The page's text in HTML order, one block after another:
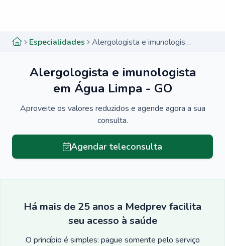
Especialidades Alergologista e imunologista em Água Limpa - GO
Alergologista e imunologista
em Água Limpa - GO
Aproveite os valores reduzidos e agende agora a sua
consulta.
Agendar teleconsulta
Há mais de 25 anos a Medprev facilita
seu acesso à saúde
O princípio é simples: pague somente pelo serviço